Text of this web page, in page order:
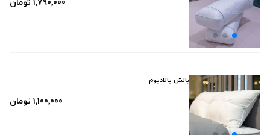
1٬790٬000 تومان
بالش پالادیوم
1٬100٬000 تومان